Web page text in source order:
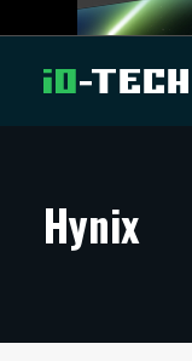
ARTIKKELIT
TECHBBS
Hynix